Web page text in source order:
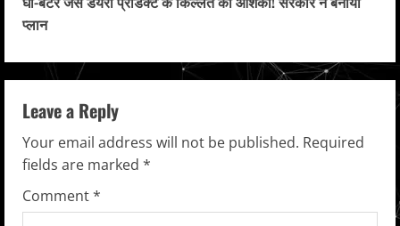
t
i
n
u
e
R
प्लान
Leave a Reply
Your email address will not be published. Required
fields are marked *
Comment*